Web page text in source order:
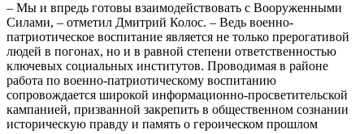
– Мы и впредь готовы взаимодействовать с Вооруженными
Силами, – отметил Дмитрий Колос. – Ведь военно-
патриотическое воспитание является не только прерогативой
людей в погонах, но и в равной степени ответственностью
ключевых социальных институтов. Проводимая в районе
работа по военно-патриотическому воспитанию
сопровождается широкой информационно-просветительской
кампанией, призванной закрепить в общественном сознании
историческую правду и память о героическом прошлом